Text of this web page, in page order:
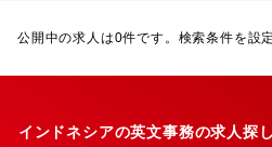
公開中の求人は0件です。検索条件を設
インドネシアの英文事務の求人探